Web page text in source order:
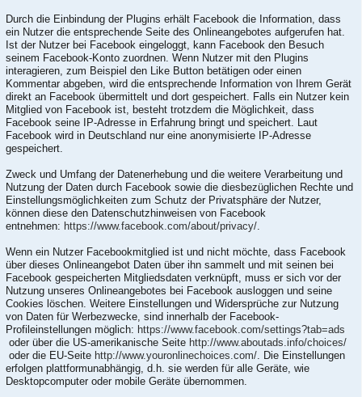
Durch die Einbindung der Plugins erhält Facebook die Information, dass
ein Nutzer die entsprechende Seite des Onlineangebotes aufgerufen hat.
Ist der Nutzer bei Facebook eingeloggt, kann Facebook den Besuch
seinem Facebook-Konto zuordnen. Wenn Nutzer mit den Plugins
interagieren, zum Beispiel den Like Button betätigen oder einen
Kommentar abgeben, wird die entsprechende Information von Ihrem Gerät
direkt an Facebook übermittelt und dort gespeichert. Falls ein Nutzer kein
Mitglied von Facebook ist, besteht trotzdem die Möglichkeit, dass
Facebook seine IP-Adresse in Erfahrung bringt und speichert. Laut
Facebook wird in Deutschland nur eine anonymisierte IP-Adresse
gespeichert.
Zweck und Umfang der Datenerhebung und die weitere Verarbeitung und
Nutzung der Daten durch Facebook sowie die diesbezüglichen Rechte und
Einstellungsmöglichkeiten zum Schutz der Privatsphäre der Nutzer,
können diese den Datenschutzhinweisen von Facebook
entnehmen: https://www.facebook.com/about/privacy/
Wenn ein Nutzer Facebookmitglied ist und nicht möchte, dass Facebook
über dieses Onlineangebot Daten über ihn sammelt und mit seinen bei
Facebook gespeicherten Mitgliedsdaten verknüpft, muss er sich vor der
Nutzung unseres Onlineangebotes bei Facebook ausloggen und seine
Cookies löschen. Weitere Einstellungen und Widersprüche zur Nutzung
von Daten für Werbezwecke, sind innerhalb der Facebook-
Profileinstellungen möglich: https://www.facebook.com/settings?tab=ads
oder über die US-amerikanische Seite http://www.aboutads.info/choices/
oder die EU-Seite http://www.youronlinechoices.com/ . Die Einstellungen
erfolgen plattformunabhängig, d.h. sie werden für alle Geräte, wie
Desktopcomputer oder mobile Geräte übernommen.